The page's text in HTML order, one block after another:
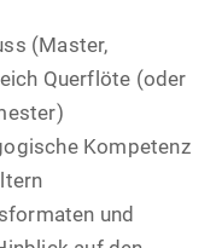
(Master,
Querflöte (oder
Kompetenz
und